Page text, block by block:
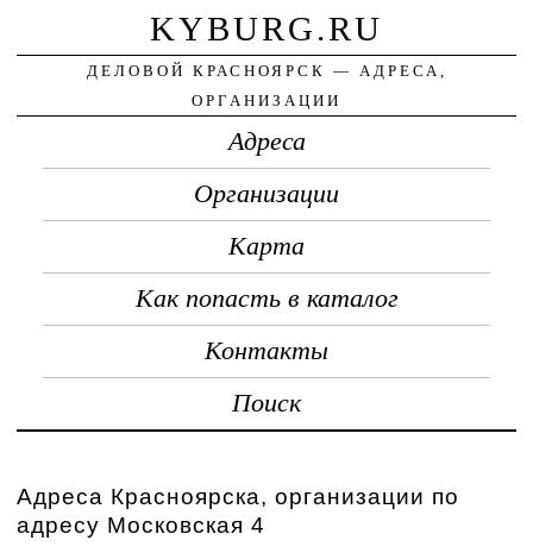
KYBURG.RU
ДЕЛОВОЙ КРАСНОЯРСК — АДРЕСА,
ОРГАНИЗАЦИИ
Адреса
Организации
Карта
Как попасть в каталог
Контакты
Поиск
Адреса Красноярска, организации по
адресу Московская 4